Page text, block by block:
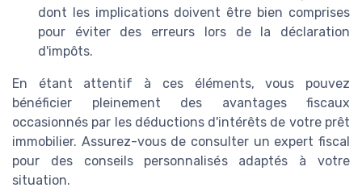
dont les implications doivent être bien comprises
pour éviter des erreurs lors de la déclaration
d'impôts.
En étant attentif à ces éléments, vous pouvez
bénéficier pleinement des avantages fiscaux
occasionnés par les déductions d'intérêts de votre prêt
immobilier. Assurez-vous de consulter un expert fiscal
pour des conseils personnalisés adaptés à votre
situation.